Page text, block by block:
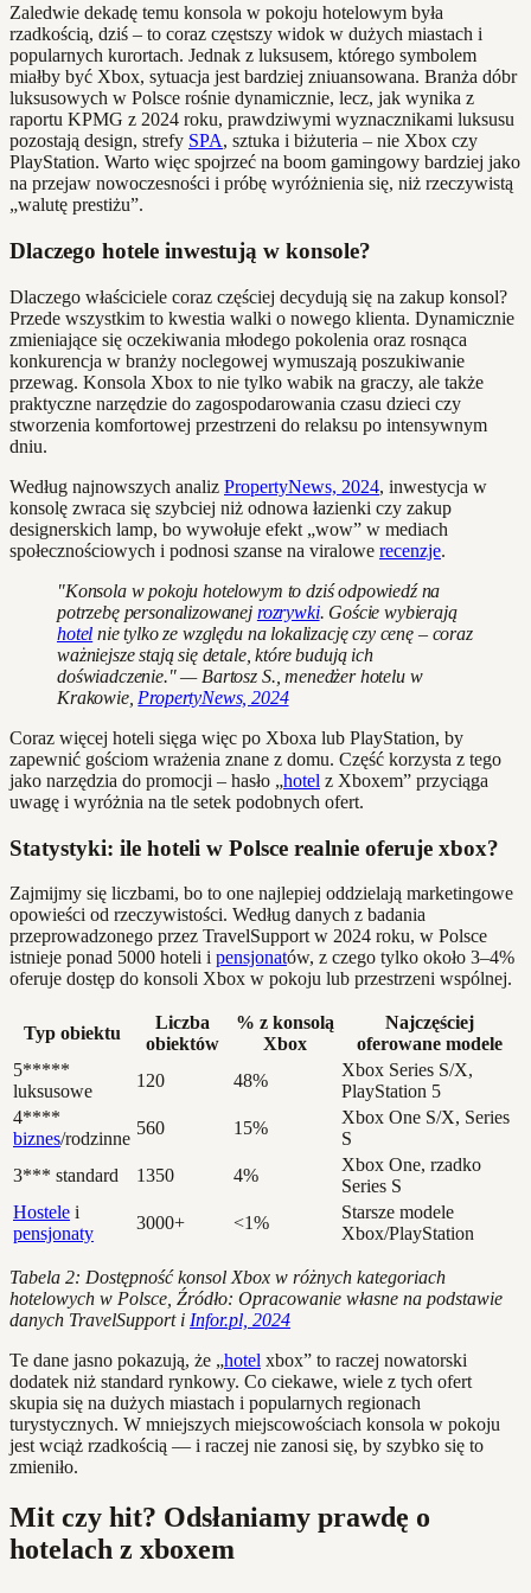
Zaledwie dekadę temu konsola w pokoju hotelowym była
rzadkością, dziś – to coraz częstszy widok w dużych miastach i
popularnych kurortach. Jednak z luksusem, którego symbolem
miałby być Xbox, sytuacja jest bardziej zniuansowana. Branża dóbr
luksusowych w Polsce rośnie dynamicznie, lecz, jak wynika z
raportu KPMG z 2024 roku, prawdziwymi wyznacznikami luksusu
pozostają design, strefy SPA, sztuka i biżuteria – nie Xbox czy
PlayStation. Warto więc spojrzeć na boom gamingowy bardziej jako
na przejaw nowoczesności i próbę wyróżnienia się, niż rzeczywistą
„walutę prestiżu”.
Dlaczego hotele inwestują w konsole?
Dlaczego właściciele coraz częściej decydują się na zakup konsol?
Przede wszystkim to kwestia walki o nowego klienta. Dynamicznie
zmieniające się oczekiwania młodego pokolenia oraz rosnąca
konkurencja w branży noclegowej wymuszają poszukiwanie
przewag. Konsola Xbox to nie tylko wabik na graczy, ale także
praktyczne narzędzie do zagospodarowania czasu dzieci czy
stworzenia komfortowej przestrzeni do relaksu po intensywnym
dniu.
Według najnowszych analiz PropertyNews, 2024, inwestycja w
konsolę zwraca się szybciej niż odnowa łazienki czy zakup
designerskich lamp, bo wywołuje efekt „wow” w mediach
społecznościowych i podnosi szanse na viralowe recenzje.
"Konsola w pokoju hotelowym to dziś odpowiedź na
potrzebę personalizowanej rozrywki. Goście wybierają
hotel nie tylko ze względu na lokalizację czy cenę – coraz
ważniejsze stają się detale, które budują ich
doświadczenie." — Bartosz S., menedżer hotelu w
Krakowie, PropertyNews, 2024
Coraz więcej hoteli sięga więc po Xboxa lub PlayStation, by
zapewnić gościom wrażenia znane z domu. Część korzysta z tego
jako narzędzia do promocji – hasło „hotel z Xboxem” przyciąga
uwagę i wyróżnia na tle setek podobnych ofert.
Statystyki: ile hoteli w Polsce realnie oferuje xbox?
Zajmijmy się liczbami, bo to one najlepiej oddzielają marketingowe
opowieści od rzeczywistości. Według danych z badania
przeprowadzonego przez TravelSupport w 2024 roku, w Polsce
istnieje ponad 5000 hoteli i pensjonatów, z czego tylko około 3–4%
oferuje dostęp do konsoli Xbox w pokoju lub przestrzeni wspólnej.
Typ obiektu
Liczba
obiektów
% z konsolą
Xbox
Najczęściej
oferowane modele
5*****
luksusowe
120 48%
Xbox Series S/X,
PlayStation 5
4****
biznes/rodzinne
560 15%
Xbox One S/X, Series
S
3*** standard
1350 4%
Xbox One, rzadko
Series S
Hostele i
pensjonaty
3000+ <1%
Starsze modele
Xbox/PlayStation
Tabela 2: Dostępność konsol Xbox w różnych kategoriach
hotelowych w Polsce, Źródło: Opracowanie własne na podstawie
danych TravelSupport i Infor.pl, 2024
Te dane jasno pokazują, że „hotel xbox” to raczej nowatorski
dodatek niż standard rynkowy. Co ciekawe, wiele z tych ofert
skupia się na dużych miastach i popularnych regionach
turystycznych. W mniejszych miejscowościach konsola w pokoju
jest wciąż rzadkością — i raczej nie zanosi się, by szybko się to
zmieniło.
Mit czy hit? Odsłaniamy prawdę o
hotelach z xboxem